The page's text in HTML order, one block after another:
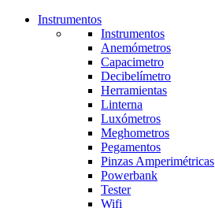
Instrumentos
Instrumentos
Anemómetros
Capacimetro
Decibelímetro
Herramientas
Linterna
Luxómetros
Meghometros
Pegamentos
Pinzas Amperimétricas
Powerbank
Tester
Wifi